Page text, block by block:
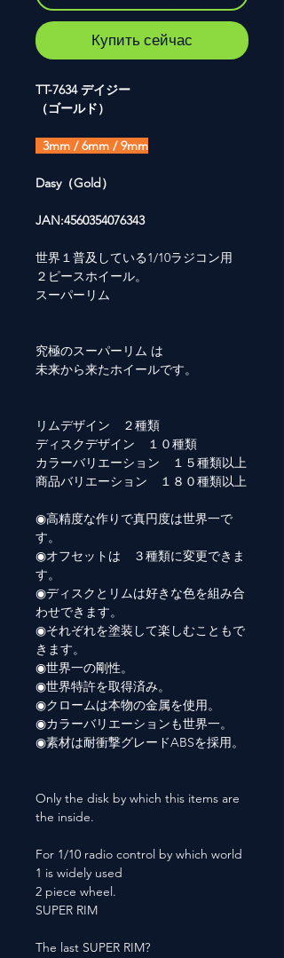
Купить сейчас
TT-7634 デイジー
（ゴールド）
3mm / 6mm / 9mm
Dasy（Gold）
JAN:4560354076343
世界１普及している1/10ラジコン用
２ピースホイール。
スーパーリム
究極のスーパーリム は
未来から来たホイールです。
リムデザイン ２種類
ディスクデザイン １０種類
カラーバリエーション １５種類以上
商品バリエーション １８０種類以上
◉高精度な作りで真円度は世界一で
す。
◉オフセットは ３種類に変更できま
す。
◉ディスクとリムは好きな色を組み合
わせできます。
◉それぞれを塗装して楽しむこともで
きます。
◉世界一の剛性。
◉世界特許を取得済み。
◉クロームは本物の金属を使用。
◉カラーバリエーションも世界一。
◉素材は耐衝撃グレードABSを採用。
Only the disk by which this items are
the inside.
For 1/10 radio control by which world
1 is widely used
2 piece wheel.
SUPER RIM
The last SUPER RIM?